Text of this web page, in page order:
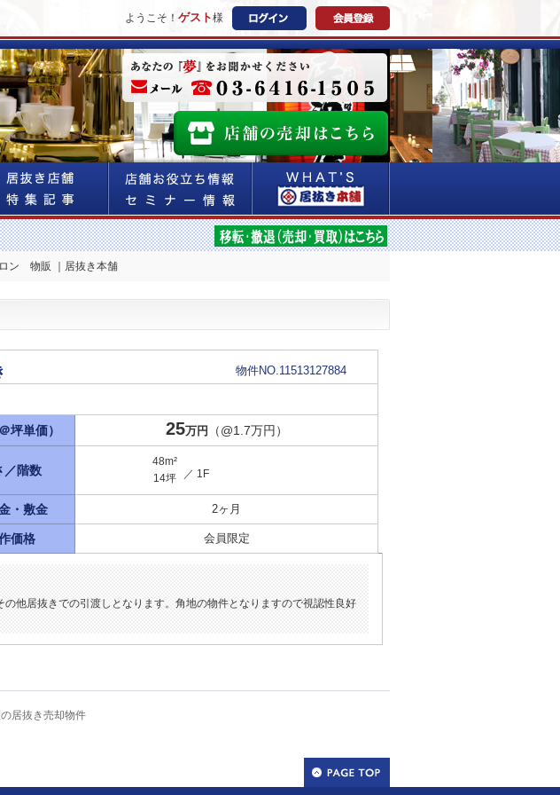
ようこそ！ ゲスト様
物販 ｜居抜き本舗
物件NO.11513127884
坪単価） 25万円 （@1.7万円）
／階数
48m²
14坪
／ 1F
・敷金 2ヶ月
価格 会員限定
他居抜きでの引渡しとなります。角地の物件となりますので視認性良好
居抜き売却物件